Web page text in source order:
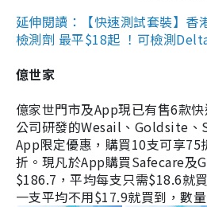
延伸閱讀：【快速測試套裝】香
檢測劑 最平$18起 ！可檢測
億世家
億家世門市及App現已有售6款
公司研發的Wesail、Goldsite、
App限定優惠，購買10支可享75
折。現凡於App購買Safecare及
$186.7，平均每支只需$18.6就
一支平均不用$17.9就買到，數